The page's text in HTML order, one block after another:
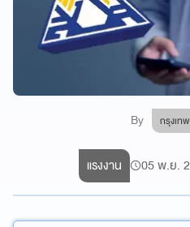
By กรุงเท
แรงงาน 05 พ.ย.